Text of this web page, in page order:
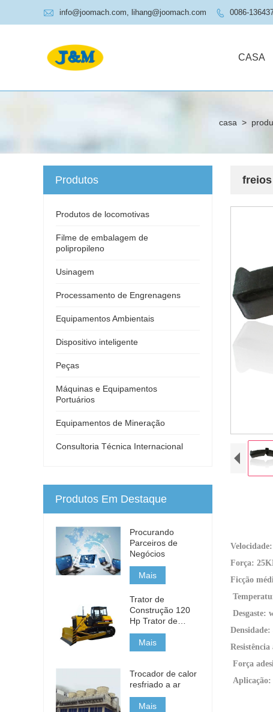
 info@joomach.com, lihang@joomach.com  0086-
CASA
casa >
Força:
Ficção
Desgaste:
Força
Produtos
Produtos de locomotivas
Filme de embalagem de
polipropileno
Usinagem
Processamento de Engrenagens
Equipamentos Ambientais
Dispositivo inteligente
Peças
Máquinas e Equipamentos
Portuários
Equipamentos de Mineração
Consultoria Técnica Internacional
Produtos Em Destaque
Procurando
Parceiros de
Negócios
Mais
Trator de
Construção 120
Hp Trator de
Construção
Pequeno
Mais
Trocador de calor
resfriado a ar
Mais